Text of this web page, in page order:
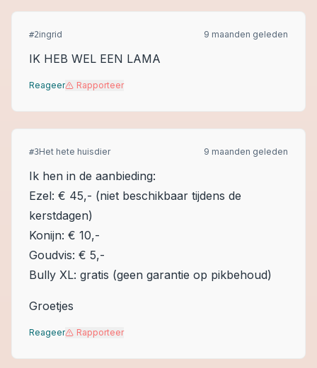
#2ingrid 9 maanden geleden
IK HEB WEL EEN LAMA
Reageer Rapporteer
#3Het hete huisdier 9 maanden geleden
Ik hen in de aanbieding:
Ezel: € 45,- (niet beschikbaar tijdens de
kerstdagen)
Konijn: € 10,-
Goudvis: € 5,-
Bully XL: gratis (geen garantie op pikbehoud)
Groetjes
Reageer Rapporteer